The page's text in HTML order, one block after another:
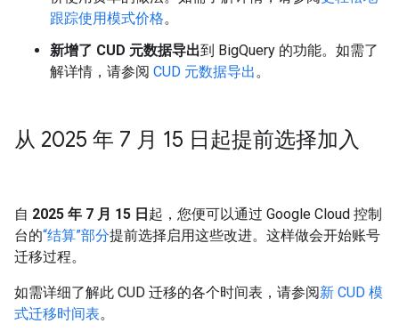
跟踪使用模式价格。
新增了 CUD 元数据导出到 BigQuery 的功能。如需了
解详情，请参阅 CUD 元数据导出。
从 2025 年 7 月 15 日起提前选择加入
自 2025 年 7 月 15 日起，您便可以通过 Google Cloud 控制
台的“结算”部分提前选择启用这些改进。这样做会开始账号
迁移过程。
如需详细了解此 CUD 迁移的各个时间表，请参阅新 CUD 模
式迁移时间表。